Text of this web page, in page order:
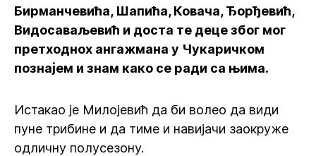
Бирманчевића, Шапића, Ковача, Ђорђевић,
Видосаваљевић и доста те деце због мог
претходнох ангажмана у Чукаричком
познајем и знам како се ради са њима.
Истакао је Милојевић да би волео да види
пуне трибине и да тиме и навијачи заокруже
одличну полусезону.